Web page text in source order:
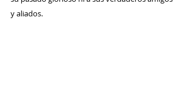
y aliados.